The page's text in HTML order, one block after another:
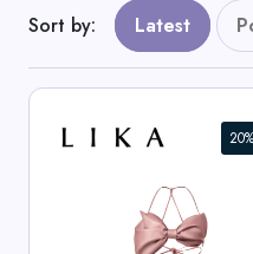
Sort by: Latest
Drapierte Pink-